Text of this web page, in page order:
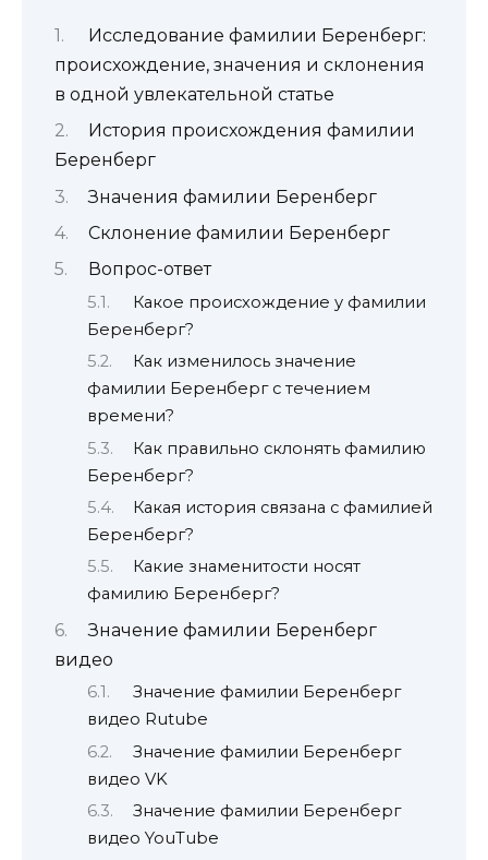
Исследование фамилии Беренберг:
происхождение, значения и склонения
в одной увлекательной статье
История происхождения фамилии
Беренберг
Значения фамилии Беренберг
Склонение фамилии Беренберг
Вопрос-ответ
Какое происхождение у фамилии
Беренберг?
Как изменилось значение
фамилии Беренберг с течением
времени?
Как правильно склонять фамилию
Беренберг?
Какая история связана с фамилией
Беренберг?
Какие знаменитости носят
фамилию Беренберг?
Значение фамилии Беренберг
видео
Значение фамилии Беренберг
видео Rutube
Значение фамилии Беренберг
видео VK
Значение фамилии Беренберг
видео YouTube